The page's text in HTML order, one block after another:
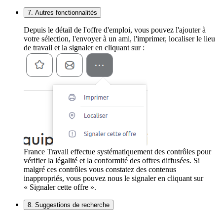
7. Autres fonctionnalités
Depuis le détail de l'offre d'emploi, vous pouvez l'ajouter à
votre sélection, l'envoyer à un ami, l'imprimer, localiser le lieu
de travail et la signaler en cliquant sur :
France Travail effectue systématiquement des contrôles pour
vérifier la légalité et la conformité des offres diffusées. Si
malgré ces contrôles vous constatez des contenus
inappropriés, vous pouvez nous le signaler en cliquant sur
« Signaler cette offre ».
8. Suggestions de recherche